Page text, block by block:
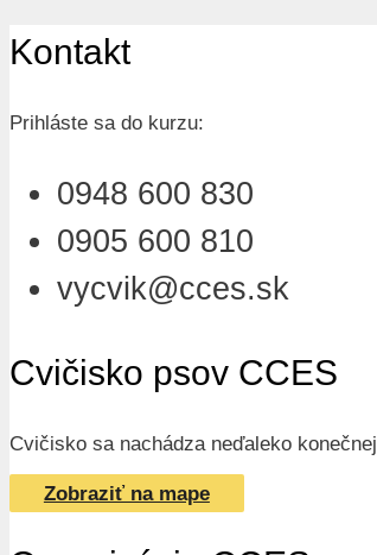
Kontakt
Prihláste sa do kurzu:
0948 600 830
0905 600 810
vycvik@cces.sk
Cvičisko psov CCES
Cvičisko sa nachádza neďaleko
Zobraziť na mape